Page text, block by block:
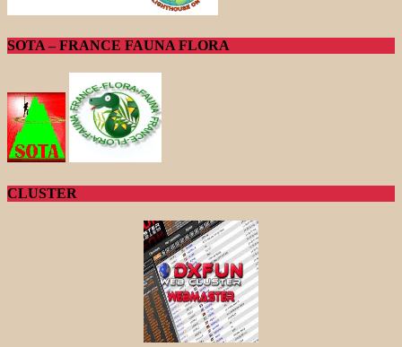
SOTA – FRANCE FAUNA FLORA
CLUSTER